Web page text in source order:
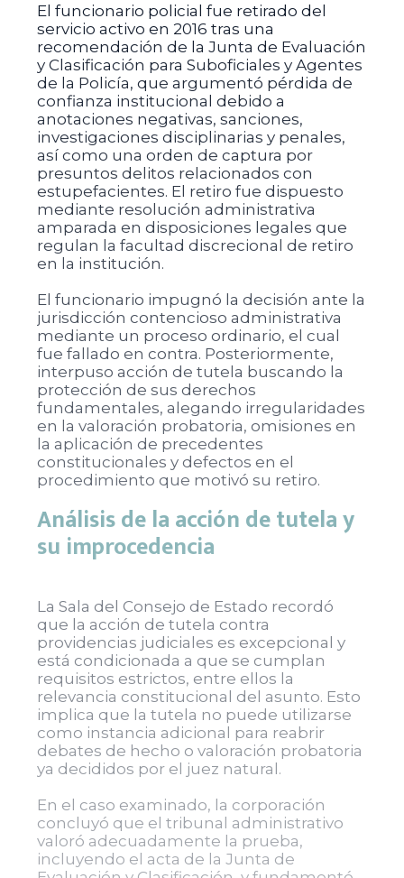
El funcionario policial fue retirado del
servicio activo en 2016 tras una
recomendación de la Junta de Evaluación
y Clasificación para Suboficiales y Agentes
de la Policía, que argumentó pérdida de
confianza institucional debido a
anotaciones negativas, sanciones,
investigaciones disciplinarias y penales,
así como una orden de captura por
presuntos delitos relacionados con
estupefacientes. El retiro fue dispuesto
mediante resolución administrativa
amparada en disposiciones legales que
regulan la facultad discrecional de retiro
en la institución.
El funcionario impugnó la decisión ante la
jurisdicción contencioso administrativa
mediante un proceso ordinario, el cual
fue fallado en contra. Posteriormente,
interpuso acción de tutela buscando la
protección de sus derechos
fundamentales, alegando irregularidades
en la valoración probatoria, omisiones en
la aplicación de precedentes
constitucionales y defectos en el
procedimiento que motivó su retiro.
Análisis de la acción de tutela y
su improcedencia
La Sala del Consejo de Estado recordó
que la acción de tutela contra
providencias judiciales es excepcional y
está condicionada a que se cumplan
requisitos estrictos, entre ellos la
relevancia constitucional del asunto. Esto
implica que la tutela no puede utilizarse
como instancia adicional para reabrir
debates de hecho o valoración probatoria
ya decididos por el juez natural.
En el caso examinado, la corporación
concluyó que el tribunal administrativo
valoró adecuadamente la prueba,
incluyendo el acta de la Junta de